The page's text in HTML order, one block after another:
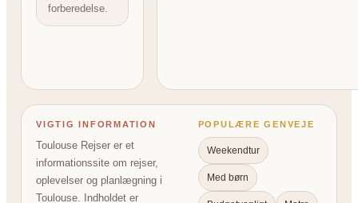
forberedelse.
VIGTIG INFORMATION
Toulouse Rejser er et
informationssite om rejser,
oplevelser og planlægning i
Toulouse. Indholdet er
POPULÆRE GENVEJE
Weekendtur
Med børn